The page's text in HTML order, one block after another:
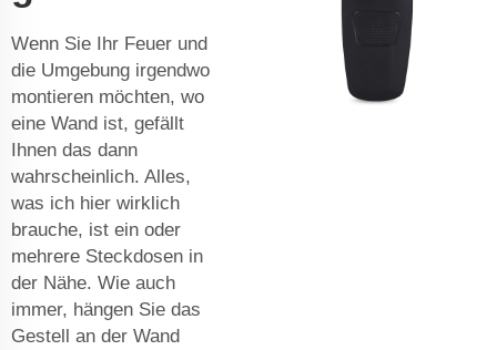
Wenn Sie Ihr Feuer und
die Umgebung irgendwo
montieren möchten, wo
eine Wand ist, gefällt
Ihnen das dann
wahrscheinlich. Alles,
was ich hier wirklich
brauche, ist ein oder
mehrere Steckdosen in
der Nähe. Wie auch
immer, hängen Sie das
Gestell an der Wand